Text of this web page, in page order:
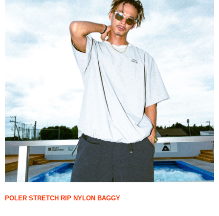
POLER STRETCH RIP NYLON BAGGY